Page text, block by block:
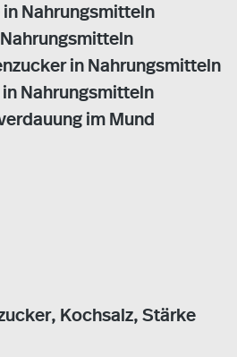
Nahrungsmitteln
in Nahrungsmitteln
Nahrungsmitteln
im Mund
Kochsalz, Stärke